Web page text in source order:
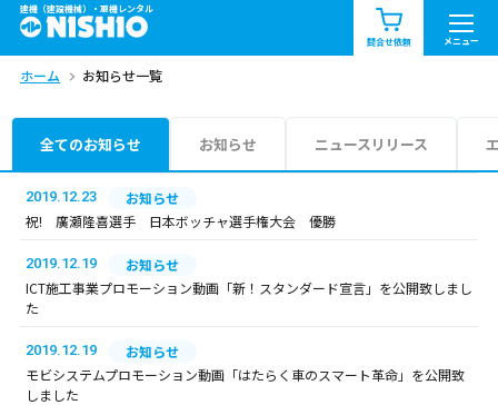
建機（建設機械）・重機レンタル
問合せ依頼 メニュー
商品一覧 お知らせ一覧
問合せ依頼リスト
エリア情報を見る
ホーム お知らせ一覧
全てのお知らせ お知らせ ニュースリリース
2019.12.23
お知らせ
祝! 廣瀬隆喜選手 日本ボッチャ選手権大会 優勝
2019.12.19
お知らせ
ICT施工事業プロモーション動画「新！スタンダード宣言」を公開致しまし
た
2019.12.19
お知らせ
モビシステムプロモーション動画「はたらく車のスマート革命」を公開致
しました